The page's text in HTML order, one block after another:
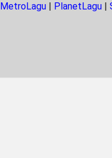
MetroLagu | PlanetLagu |